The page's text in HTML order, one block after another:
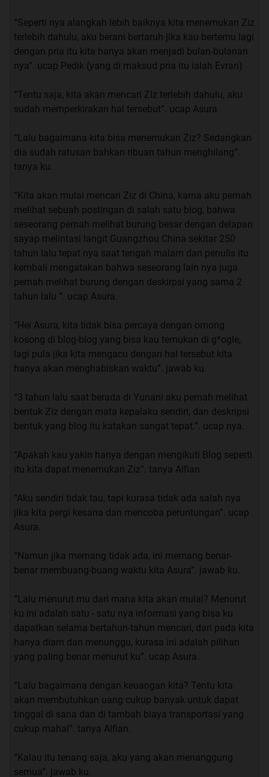
kita tambahkan sentuhan wangi Melati”. saut ku.
“Benar juga, Berarti sekarang kita bisa memulai RITUAL
nya
”. Jawab ku
Quote:
Kita stop dulu, Sebelum nya saya ingin menyampaikan
beberapa hal yang mendasari cerita ini :
A.Cerita ini terjadi terhadap seorang kenalan dari
sahabat saya, dan beliau adalah seorang wanita dan
sebut saja beliau Yuko.
B.Dan cerita ini akan mengambil sudut pandang utama
dari Romi, yaitu teman saya.
seluruh nya Kisah nyata, jika harus di Persenkan
mungkin hanya sekitar 30%, dan sisa nya adalah
Bumbu-Bumbu dari imajinasi saya sendiri
D.Cerita ini terjadi ketika Sahabat saya Romi, masih
E.Saya sudah mendapatkan persetujuan “Hampir”
seluruh pihak yang terlibat dalam cerita ini, dan tentu
saja saya akan menyamarkan nama-nama mereka.
Seperti biasa saya sangat berterima kasih jika agan atau
sista memberikan masukan ataupun kritikan positif
TIdak perlu berlama-lama lagi mendengar curhatan
saya, langsung saja kita mulai cerita nya
INDEX EPISODE SAYA PINDAHKAN DI BAWAH
Quote:
PART 1 : Mahasiswi Pindahan
Aku sedang duduk di dalam kelas sambil memutar -
mutar pulpen, sebenarnya aku sedang ada kelas, namun
aku sangat malas untuk memperhatikan apa yang
belajar, hanya saja 80-90% yang dosen ku terangkan
“Seperti nya alangkah lebih baiknya kita menemukan Ziz
terlebih dahulu, aku berani bertaruh jika kau bertemu lagi
dengan pria itu kita hanya akan menjadi bulan-bulanan
nya”. ucap Pedik (yang di maksud pria itu ialah Evran)
“Tentu saja, kita akan mencari ZIz terlebih dahulu, aku
sudah memperkirakan hal tersebut”. ucap Asura.
“Lalu bagaimana kita bisa menemukan Ziz? Sedangkan
dia sudah ratusan bahkan ribuan tahun menghilang”.
tanya ku.
“Kita akan mulai mencari Ziz di China, karna aku pernah
melihat sebuah postingan di salah satu blog, bahwa
seseorang pernah melihat burung besar dengan delapan
sayap melintasi langit Guangzhou China sekitar 250
tahun lalu tepat nya saat tengah malam dan penulis itu
kembali mengatakan bahwa seseorang lain nya juga
pernah melihat burung dengan deskirpsi yang sama 2
tahun lalu ”. ucap Asura.
“Hei Asura, kita tidak bisa percaya dengan omong
kosong di blog-blog yang bisa kau temukan di g*ogle,
lagi pula jika kita mengacu dengan hal tersebut kita
hanya akan menghabiskan waktu”. jawab ku.
“3 tahun lalu saat berada di Yunani aku pernah melihat
bentuk Ziz dengan mata kepalaku sendiri, dan deskripsi
bentuk yang blog itu katakan sangat tepat.”. ucap nya.
“Apakah kau yakin hanya dengan mengikuti Blog seperti
itu kita dapat menemukan Ziz”. tanya Alfian.
“Aku sendiri tidak tau, tapi kurasa tidak ada salah nya
jika kita pergi kesana dan mencoba peruntungan”. ucap
Asura.
“Namun jika memang tidak ada, ini memang benar-
benar membuang-buang waktu kita Asura”. jawab ku.
“Lalu menurut mu dari mana kita akan mulai? Menurut
ku ini adalah satu - satu nya informasi yang bisa ku
dapatkan selama bertahun-tahun mencari, dari pada kita
hanya diam dan menunggu, kurasa ini adalah pilihan
yang paling benar menurut ku”. ucap Asura.
“Lalu bagaimana dengan keuangan kita? Tentu kita
akan membutuhkan uang cukup banyak untuk dapat
tinggal di sana dan di tambah biaya transportasi yang
cukup mahal”. tanya Alfian.
“Kalau itu tenang saja, aku yang akan menanggung
semua”. jawab ku.